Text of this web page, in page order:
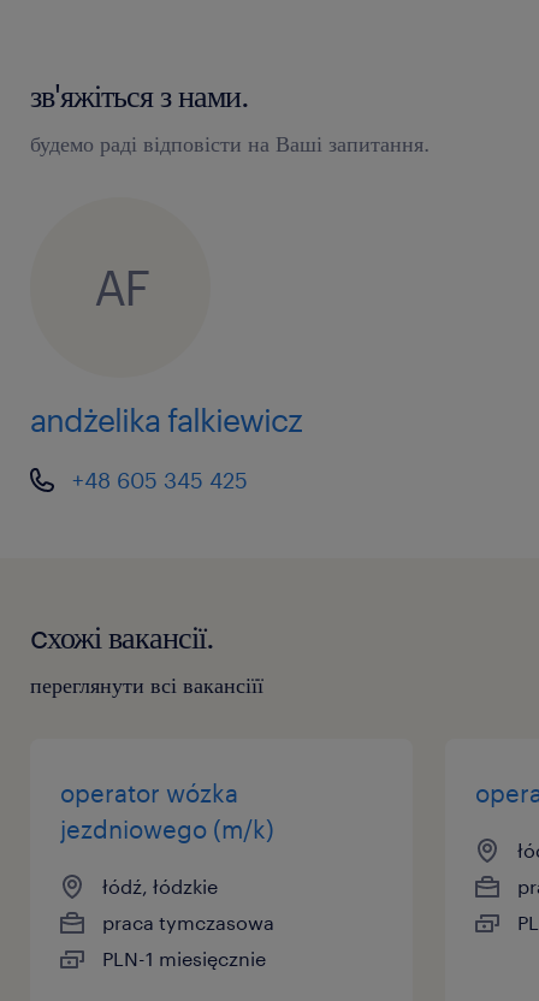
зв'яжіться з нами.
будемо раді відповісти на Ваші запитання.
AF
andżelika falkiewicz
+48 605 345 425
cхожі вакансії.
переглянути всі вакансіїї
operator wózka
jezdniowego (m/k)
łódź, łódzkie
praca tymczasowa
PLN-1 miesięcznie